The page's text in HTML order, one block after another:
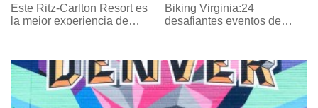
Este Ritz-Carlton Resort es
la mejor experiencia de
Biking Virginia:24
desafiantes eventos de